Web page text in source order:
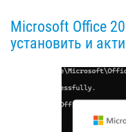
Microsoft Office
установить и